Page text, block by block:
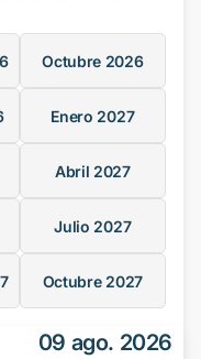
Octubre 2026
Enero 2027
Abril 2027
Julio 2027
Octubre 2027
09 ago. 2026